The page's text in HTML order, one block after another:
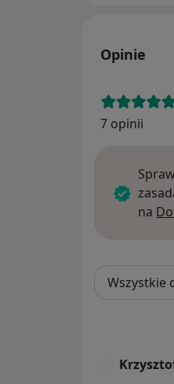
Opinie
7 opinii
na